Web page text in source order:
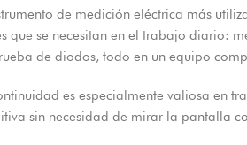
de medición eléctrica más
que se necesitan en el trabajo diario:
de diodos, todo en un equipo
es especialmente valiosa en
sin necesidad de mirar la pantalla